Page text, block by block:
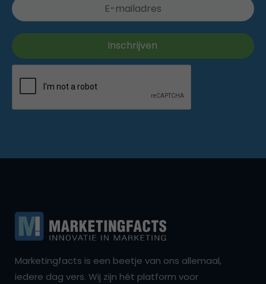
Marketingfacts is een beetje van ons allemaal,
iedere dag vers. Wij zijn hét platform voor